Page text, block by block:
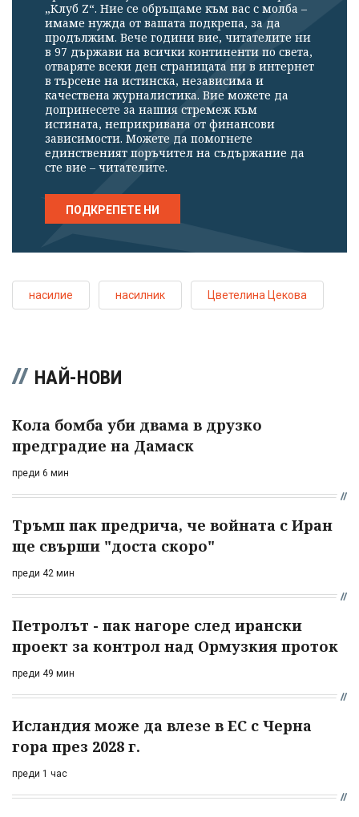
„Клуб Z“. Ние се обръщаме към вас с молба –
имаме нужда от вашата подкрепа, за да
продължим. Вече години вие, читателите ни
в 97 държави на всички континенти по света,
отваряте всеки ден страницата ни в интернет
в търсене на истинска, независима и
качествена журналистика. Вие можете да
допринесете за нашия стремеж към
истината, неприкривана от финансови
зависимости. Можете да помогнете
единственият поръчител на съдържание да
сте вие – читателите.
ПОДКРЕПЕТЕ НИ
насилие насилник Цветелина Цекова
НАЙ-НОВИ
Кола бомба уби двама в друзко
предградие на Дамаск
преди 6 мин
Тръмп пак предрича, че войната с Иран
ще свърши "доста скоро"
преди 42 мин
Петролът - пак нагоре след ирански
проект за контрол над Ормузкия проток
преди 49 мин
Исландия може да влезе в ЕС с Черна
гора през 2028 г.
преди 1 час